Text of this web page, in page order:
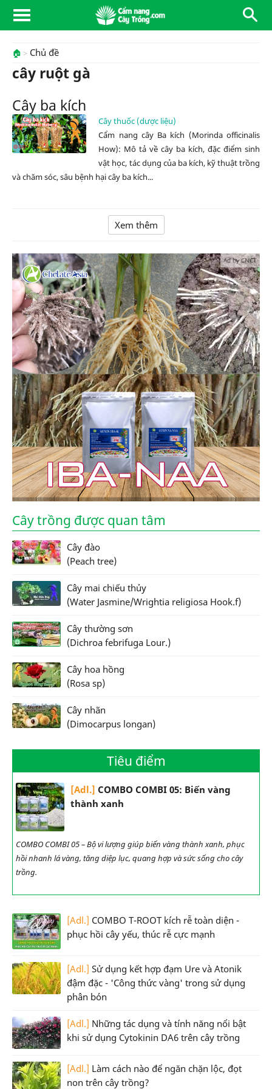
🏠 Chủ đề
cây ruột gà
Cây ba kích
Cây thuốc (dược liệu)
Cẩm nang cây Ba kích (Morinda officinalis
How): Mô tả về cây ba kích, đặc điểm sinh
vật học, tác dụng của ba kích, kỹ thuật trồng
và chăm sóc, sâu bệnh hại cây ba kích...
Xem thêm
Ad by CNCT
Cây trồng được quan tâm
Cây đào
(Peach tree)
Cây mai chiếu thủy
(Water Jasmine/Wrightia religiosa Hook.f)
Cây thường sơn
(Dichroa febrifuga Lour.)
Cây hoa hồng
(Rosa sp)
Cây nhãn
(Dimocarpus longan)
Tiêu điểm
[Adl.] COMBO COMBI 05: Biến vàng
thành xanh
COMBO COMBI 05 – Bộ vi lượng giúp biến vàng thành xanh, phục
hồi nhanh lá vàng, tăng diệp lục, quang hợp và sức sống cho cây
trồng.
[Adl.] COMBO T-ROOT kích rễ toàn diện -
phục hồi cây yếu, thúc rễ cực mạnh
[Adl.] Sử dụng kết hợp đạm Ure và Atonik
đậm đặc - 'Công thức vàng' trong sử dụng
phân bón
[Adl.] Những tác dụng và tính năng nổi bật
khi sử dụng Cytokinin DA6 trên cây trồng
[Adl.] Làm cách nào để ngăn chặn lộc, đọt
non trên cây trồng?